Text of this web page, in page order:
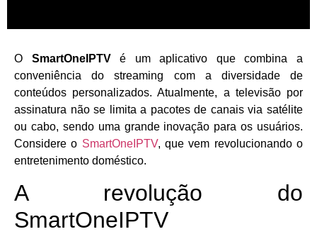
O SmartOneIPTVé um aplicativo que combina a
conveniência do streaming com a diversidade de
conteúdos personalizados. Atualmente, a televisão por
assinatura não se limita a pacotes de canais via satélite
ou cabo, sendo uma grande inovação para os usuários.
Considere o SmartOneIPTV, que vem revolucionando o
entretenimento doméstico.
A revolução do
SmartOneIPTV